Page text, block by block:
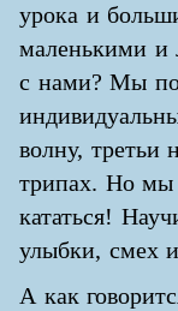
урока и
маленькими и
с нами? Мы
волну, третьи
трипах. Но мы
кататься!
улыбки, смех
А как